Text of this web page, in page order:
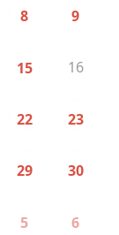
8 9
15 16
22 23
29 30
5 6